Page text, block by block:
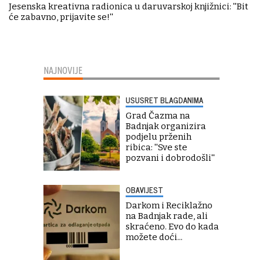
Jesenska kreativna radionica u daruvarskoj knjižnici: ''Bit
će zabavno, prijavite se!''
NAJNOVIJE
USUSRET BLAGDANIMA
Grad Čazma na
Badnjak organizira
podjelu prženih
ribica: ''Sve ste
pozvani i dobrodošli''
OBAVIJEST
Darkom i Reciklažno
na Badnjak rade, ali
skraćeno. Evo do kada
možete doći...